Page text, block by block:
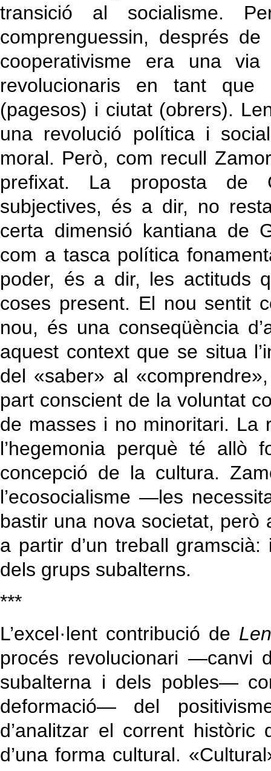
transició al socialisme.
comprenguessin, després
cooperativisme era una
revolucionaris en tant que
(pagesos) i ciutat (obrers).
una revolució política i
moral. Però, com recull
prefixat. La proposta de
subjectives, és a dir, no
certa dimensió kantiana de
com a tasca política
poder, és a dir, les actituds
coses present. El nou sentit
nou, és una conseqüència
aquest context que se situa
del «saber» al
part conscient de la voluntat
de masses i no minoritari. La
l’hegemonia perquè té allò
concepció de la cultura.
l’ecosocialisme —les
bastir una nova societat,
a partir d’un treball
dels grups subalterns.
***
L’excel·lent contribució de
procés revolucionari —canvi
subalterna i dels pobles—
deformació— del
d’analitzar el corrent històric
d’una forma cultural.